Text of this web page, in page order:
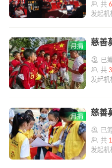
共
发起机
已
共
发起机
已
共
发起机